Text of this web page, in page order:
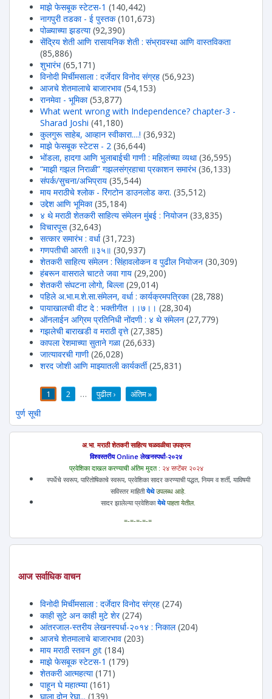
माझे फेसबूक स्टेटस-1 (140,442)
नागपुरी तडका - ई पुस्तक (101,673)
पोळ्याच्या झडत्या (92,390)
सेंद्रिय शेती आणि रासायनिक शेती : संभ्रावस्था आणि वास्तविकता
(85,886)
शुभारंभ (65,171)
विनोदी मिर्चीमसाला : दर्जेदार विनोद संग्रह (56,923)
आजचे शेतमालाचे बाजारभाव (54,153)
रानमेवा - भूमिका (53,877)
What went wrong with Independence? chapter-3 -
Sharad Joshi (41,180)
कुलगुरू साहेब, आव्हान स्वीकारा....! (36,932)
माझे फेसबूक स्टेटस - 2 (36,644)
भोंडला, हादगा आणि भुलाबाईची गाणी : महिलांच्या व्यथा (36,595)
“माझी गझल निराळी” गझलसंग्रहाचा प्रकाशन समारंभ (36,133)
संपर्क/सुचना/अभिप्राय (35,544)
माय मराठीचे श्लोक - रिंगटोन डाउनलोड करा. (35,512)
उद्देश आणि भूमिका (35,184)
४ थे मराठी शेतकरी साहित्य संमेलन मुंबई : नियोजन (33,835)
विचारपूस (32,643)
सत्कार समारंभ : वर्धा (31,723)
गणपतीची आरती ॥३५॥ (30,937)
शेतकरी साहित्य संमेलन : सिंहावलोकन व पुढील नियोजन (30,309)
हंबरून वासराले चाटते जवा गाय (29,200)
शेतकरी संघटना लोगो, बिल्ला (29,014)
पहिले अ.भा.म.शे.सा.संमेलन, वर्धा : कार्यक्रमपत्रिका (28,788)
पायाखालची वीट दे : भक्तीगीत ।।७।। (28,304)
ऑनलाईन अग्रिम प्रतिनिधी नोंदणी : ४ थे संमेलन (27,779)
गझलेची बाराखडी व मराठी वृत्ते (27,385)
कापला रेशमाच्या सुताने गळा (26,633)
जात्यावरची गाणी (26,028)
शरद जोशी आणि माझ्यातली कार्यकर्ती (25,831)
1 2 … पुढील › अंतिम »
पुर्ण सूची
अ.भा. मराठी शेतकरी साहित्य चळवळीचा उपक्रम
विश्वस्तरीय Online लेखनस्पर्धा-२०२४
प्रवेशिका दाखल करण्याची अंतिम मुदत : २४ सप्टेंबर २०२४
स्पर्धेचे स्वरूप, पारितोषिकाचे स्वरूप, प्रवेशिका सादर करण्याची पद्धत, नियम व शर्ती, याविषयी
सविस्तर माहितीयेथेउपलब्ध आहे.
सादर झालेल्या प्रवेशिकायेथेपाहता येतील.
=-=-=-=-=
आज सर्वाधिक वाचन
विनोदी मिर्चीमसाला : दर्जेदार विनोद संग्रह (274)
काही सुटे अन काही मुटे शेर (274)
आंतरजाल-स्तरीय लेखनस्पर्धा-२०१४ : निकाल (204)
आजचे शेतमालाचे बाजारभाव (203)
माय मराठी स्तवन git (184)
माझे फेसबूक स्टेटस-1 (179)
शेतकरी आत्महत्या (171)
पाहून घे महात्म्या (161)
घाला दोन रेघा... (139)